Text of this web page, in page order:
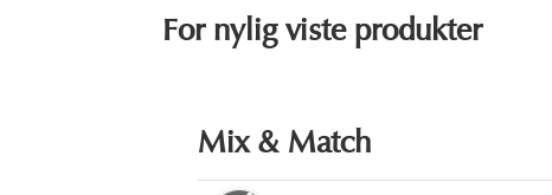
For nylig viste produkter
Mix & Match